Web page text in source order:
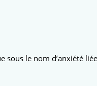
sous le nom d’anxiété